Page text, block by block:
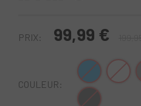
PRIX: 99,99 €
COULEUR:
Bleu-VertBlanc-Gris
Gris-Rouge